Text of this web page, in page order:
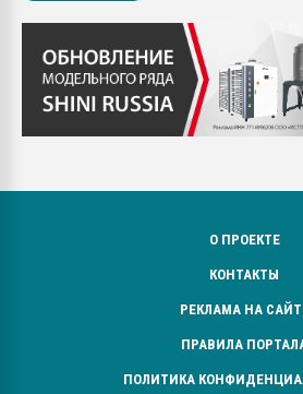
О ПРОЕКТЕ
КОНТАКТЫ
РЕКЛАМА НА
ПРАВИЛА
ПОЛИТИКА